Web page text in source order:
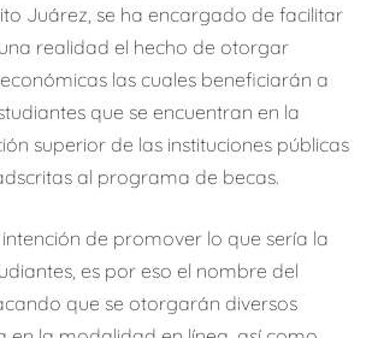
Juárez, se ha encargado de facilitar
realidad el hecho de otorgar
las cuales beneficiarán a
que se encuentran en la
superior de las instituciones públicas
al programa de becas.
de promover lo que sería la
es por eso el nombre del
que se otorgarán diversos